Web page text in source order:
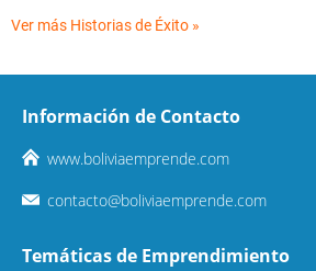
Ver más Historias de Éxito »
Información de Contacto
www.boliviaemprende.com
contacto@boliviaemprende.com
Temáticas de Emprendimiento